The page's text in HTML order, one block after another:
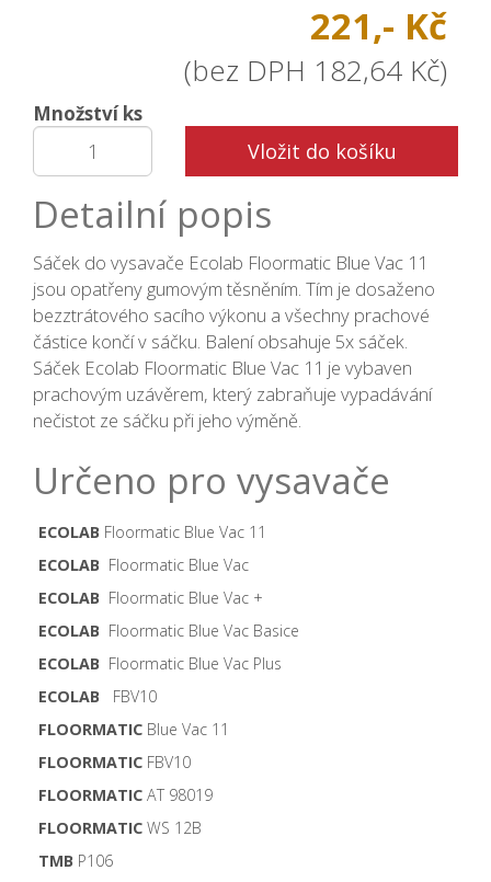
221,- Kč
(bez DPH 182,64 Kč)
Množství ks
Vložit do košíku
Detailní popis
Sáček do vysavače Ecolab Floormatic Blue Vac 11
jsou opatřeny gumovým těsněním. Tím je dosaženo
bezztrátového sacího výkonu a všechny prachové
částice končí v sáčku. Balení obsahuje 5x sáček.
Sáček Ecolab Floormatic Blue Vac 11 je vybaven
prachovým uzávěrem, který zabraňuje vypadávání
nečistot ze sáčku při jeho výměně.
Určeno pro vysavače
ECOLAB Floormatic Blue Vac 11
ECOLAB Floormatic Blue Vac
ECOLAB Floormatic Blue Vac +
ECOLAB Floormatic Blue Vac Basice
ECOLAB Floormatic Blue Vac Plus
ECOLAB FBV10
FLOORMATIC Blue Vac 11
FLOORMATIC FBV10
FLOORMATIC AT 98019
FLOORMATIC WS 12B
TMB P106